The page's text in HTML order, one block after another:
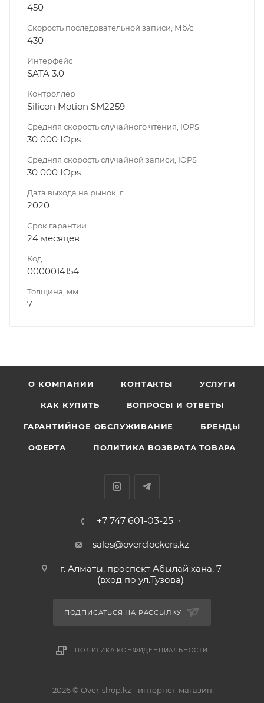
450
Скорость последовательной записи, Мб/с
430
Интерфейс
SATA 3.0
Контроллер
Silicon Motion SM2259
Средняя скорость случайного чтения, IOPS
30 000 IOps
Средняя скорость случайной записи, IOPS
30 000 IOps
Дата выхода на рынок, г
2020
Срок гарантии
24 месяцев
Код
0000014154
Толщина, мм
7
О КОМПАНИИ КОНТАКТЫ УСЛУГИ
КАК КУПИТЬ ВОПРОСЫ И ОТВЕТЫ
ГАРАНТИЙНОЕ ОБСЛУЖИВАНИЕ БРЕНДЫ
ОФЕРТА ПОЛИТИКА ВОЗВРАТА ТОВАРА
+7 747 601-03-25
sales@overclockers.kz
г. Алматы, проспект Абылай хана, 7
(вход по ул.Тузова)
ПОДПИСАТЬСЯ НА РАССЫЛКУ
ПОЛИТИКА КОНФИДЕНЦИАЛЬНОСТИ
2026 © Over-shop.kz - интернет-магазин